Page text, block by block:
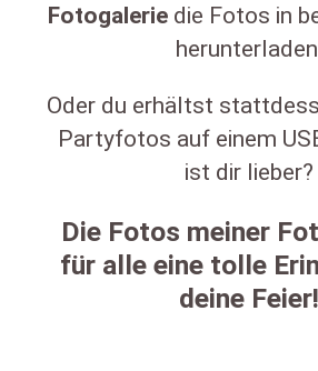
Fotogalerie die Fotos in
Oder du erhältst
Partyfotos auf einem
ist dir lieber?
Die Fotos meiner
für alle eine tolle
deine Feier!